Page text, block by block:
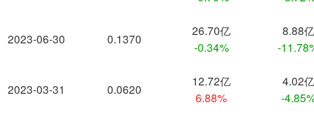
2023-06-30
2023-03-31
0.1370
26.70亿
-0.34%
8.88亿
-
0.0620
12.72亿
6.88%
4.02亿
-